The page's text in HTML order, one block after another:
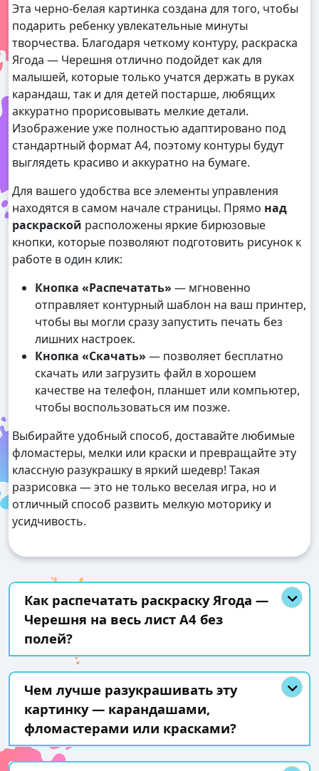
Эта черно-белая картинка создана для того, чтобы
подарить ребенку увлекательные минуты
творчества. Благодаря четкому контуру, раскраска
Ягода — Черешня отлично подойдет как для
малышей, которые только учатся держать в руках
карандаш, так и для детей постарше, любящих
аккуратно прорисовывать мелкие детали.
Изображение уже полностью адаптировано под
стандартный формат А4, поэтому контуры будут
выглядеть красиво и аккуратно на бумаге.
Для вашего удобства все элементы управления
находятся в самом начале страницы. Прямо над
раскраской расположены яркие бирюзовые
кнопки, которые позволяют подготовить рисунок к
работе в один клик:
Кнопка «Распечатать» — мгновенно
отправляет контурный шаблон на ваш принтер,
чтобы вы могли сразу запустить печать без
лишних настроек.
Кнопка «Скачать» — позволяет бесплатно
скачать или загрузить файл в хорошем
качестве на телефон, планшет или компьютер,
чтобы воспользоваться им позже.
Выбирайте удобный способ, доставайте любимые
фломастеры, мелки или краски и превращайте эту
классную разукрашку в яркий шедевр! Такая
разрисовка — это не только веселая игра, но и
отличный способ развить мелкую моторику и
усидчивость.
Как распечатать раскраску Ягода —
Черешня на весь лист А4 без
полей?
Чем лучше разукрашивать эту
картинку — карандашами,
фломастерами или красками?